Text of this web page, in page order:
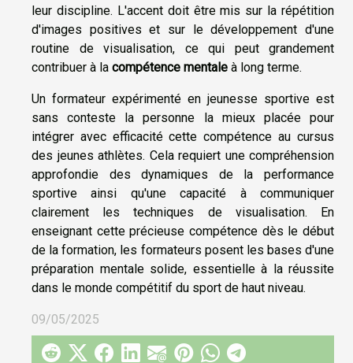
leur discipline. L'accent doit être mis sur la répétition
d'images positives et sur le développement d'une
routine de visualisation, ce qui peut grandement
contribuer à la compétence mentale à long terme.
Un formateur expérimenté en jeunesse sportive est
sans conteste la personne la mieux placée pour
intégrer avec efficacité cette compétence au cursus
des jeunes athlètes. Cela requiert une compréhension
approfondie des dynamiques de la performance
sportive ainsi qu'une capacité à communiquer
clairement les techniques de visualisation. En
enseignant cette précieuse compétence dès le début
de la formation, les formateurs posent les bases d'une
préparation mentale solide, essentielle à la réussite
dans le monde compétitif du sport de haut niveau.
09/05/2025